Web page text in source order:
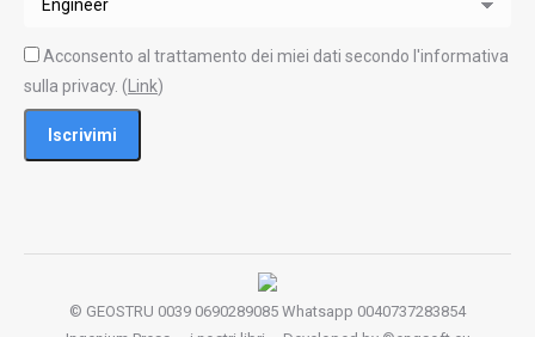
Acconsento al trattamento dei miei dati secondo l'informativa
sulla privacy. ( Link)
© GEOSTRU 0039 0690289085 Whatsapp 0040737283854